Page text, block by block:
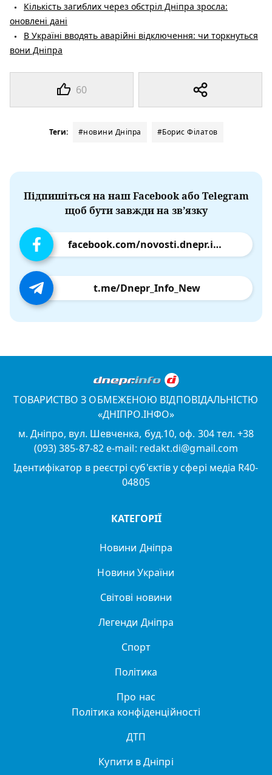
60
Кількість загиблих через обстріл Дніпра зросла:
оновлені дані
В Україні вводять аварійні відключення: чи торкнуться
вони Дніпра
Теги: #новини Дніпра #Борис Філатов
Підпишіться на наш Facebook або Telegram
щоб бути завжди на зв’язку
facebook.com/novosti.dnepr.info
t.me/Dnepr_Info_New
ТОВАРИСТВО З ОБМЕЖЕНОЮ ВІДПОВІДАЛЬНІСТЮ
«ДНІПРО.ІНФО»
м. Дніпро, вул. Шевченка, буд.10, оф. 304 тел. +38
(093) 385-87-82 e-mail: redakt.di@gmail.com
Ідентифікатор в реєстрі суб'єктів у сфері медіа R40-
04805
КАТЕГОРІЇ
Новини Дніпра
Новини України
Світові новини
Легенди Дніпра
Спорт
Політика
Про нас
Політика конфіденційності
ДТП
Купити в Дніпрі